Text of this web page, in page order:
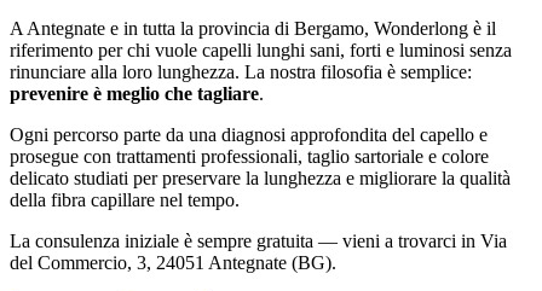
A Antegnate e in tutta la provincia di Bergamo, Wonderlong è il
riferimento per chi vuole capelli lunghi sani, forti e luminosi senza
rinunciare alla loro lunghezza. La nostra filosofia è semplice:
prevenire è meglio che tagliare.
Ogni percorso parte da una diagnosi approfondita del capello e
prosegue con trattamenti professionali, taglio sartoriale e colore
delicato studiati per preservare la lunghezza e migliorare la qualità
della fibra capillare nel tempo.
La consulenza iniziale è sempre gratuita — vieni a trovarci in Via
del Commercio, 3, 24051 Antegnate (BG).